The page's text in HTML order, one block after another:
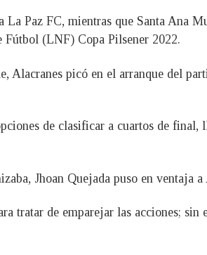
Paz FC, mientras que Santa Ana
(LNF) Copa Pilsener 2022.
Alacranes picó en el arranque del
de clasificar a cuartos de
Jhoan Quejada puso en ventaja
tratar de emparejar las acciones;